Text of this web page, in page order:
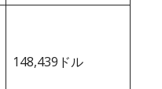
148,439ドル